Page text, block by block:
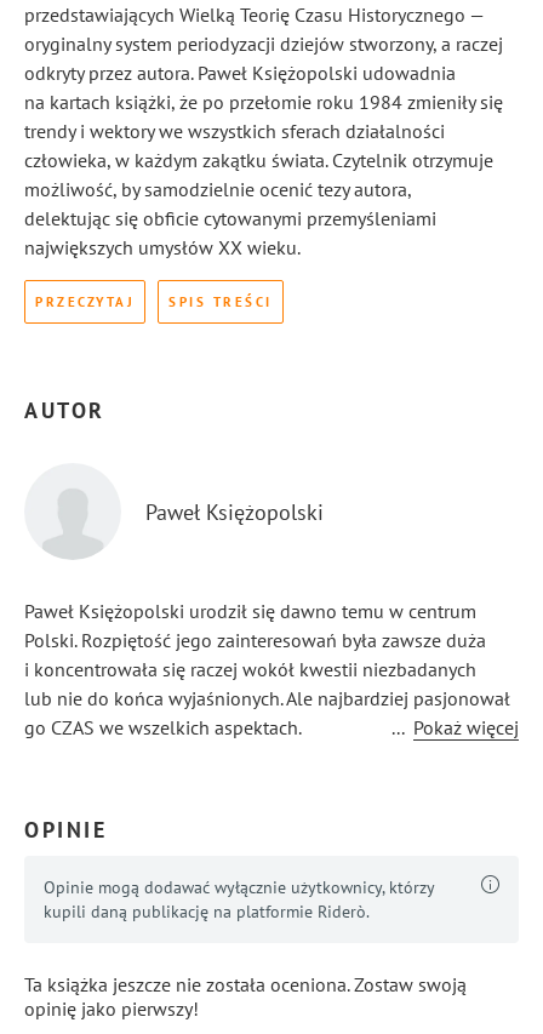
przedstawiających Wielką Teorię Czasu Historycznego —
oryginalny system periodyzacji dziejów stworzony, a raczej
odkryty przez autora. Paweł Księżopolski udowadnia
na kartach książki, że po przełomie roku 1984 zmieniły się
trendy i wektory we wszystkich sferach działalności
człowieka, w każdym zakątku świata. Czytelnik otrzymuje
możliwość, by samodzielnie ocenić tezy autora,
delektując się obficie cytowanymi przemyśleniami
największych umysłów XX wieku.
PRZECZYTAJ SPIS TREŚCI
AUTOR
Paweł Księżopolski
Paweł Księżopolski urodził się dawno temu w centrum
Polski. Rozpiętość jego zainteresowań była zawsze duża
i koncentrowała się raczej wokół kwestii niezbadanych
lub nie do końca wyjaśnionych. Ale najbardziej pasjonował
go CZAS we wszelkich aspektach.
... Pokaż więcej
OPINIE
Opinie mogą dodawać wyłącznie użytkownicy, którzy
kupili daną publikację na platformie Riderò.
Ta książka jeszcze nie została oceniona. Zostaw swoją
opinię jako pierwszy!